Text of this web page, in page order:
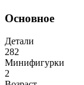
Основное
Детали
282
Минифигурки
2